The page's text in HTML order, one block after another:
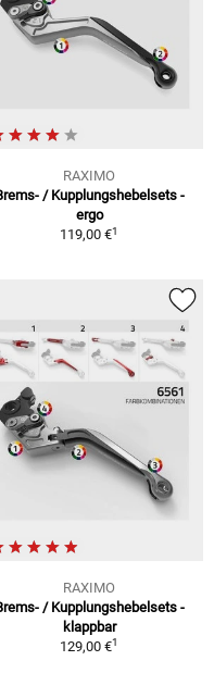
RAXIMO
/ Kupplungshebelsets -
ergo
119,00 €1
RAXIMO
/ Kupplungshebelsets -
klappbar
129,00 €1